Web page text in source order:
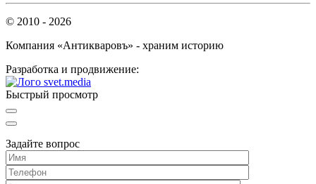
© 2010 - 2026
Компания «Антикваровъ» - храним историю
Разработка и продвижение:
Быстрый просмотр
Задайте вопрос